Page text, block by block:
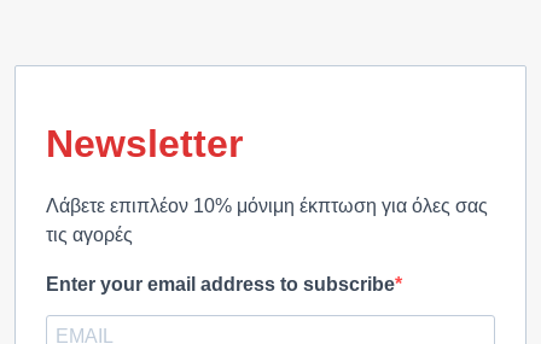
Newsletter
Λάβετε επιπλέον 10% μόνιμη έκπτωση για όλες σας
τις αγορές
Enter your email address to subscribe